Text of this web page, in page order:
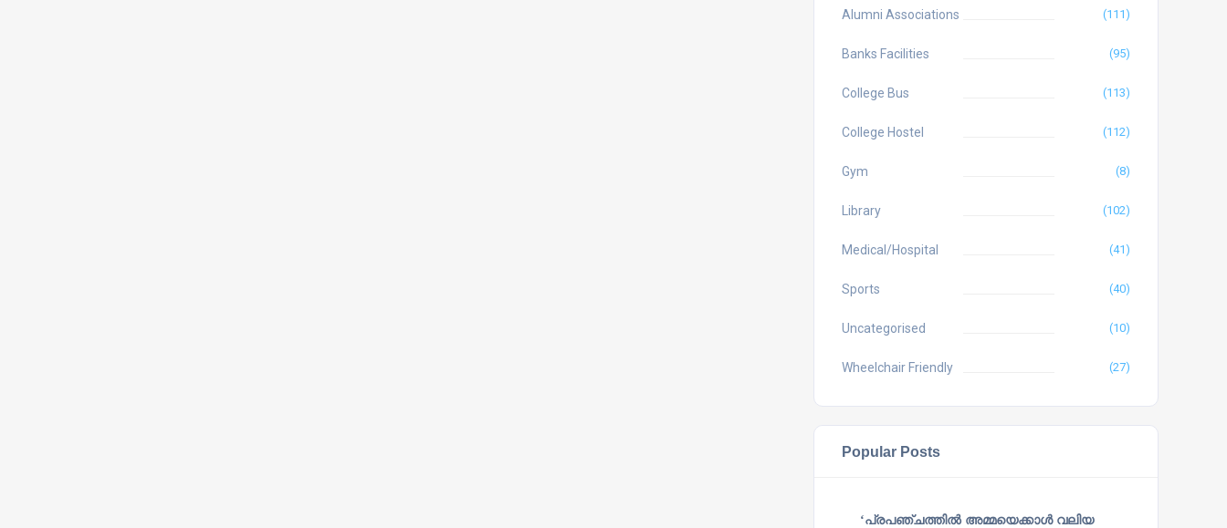
Alumni Associations (111)
Banks Facilities (95)
College Bus (113)
College Hostel (112)
Gym (8)
Library (102)
Medical/Hospital (41)
Sports (40)
Uncategorised (10)
Wheelchair Friendly (27)
Popular Posts
‘പ്രപഞ്ചത്തില്‍ അമ്മയെക്കാള്‍ വലിയ